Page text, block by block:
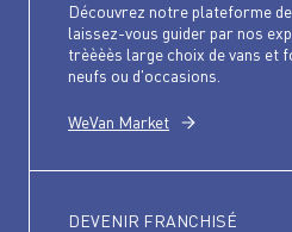
Découvrez notre plateforme
laissez-vous guider par nos
trèèèès large choix de vans et
neufs ou d'occasions.
WeVan Market
DEVENIR FRANCHISÉ